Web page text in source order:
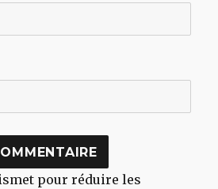
pour réduire les